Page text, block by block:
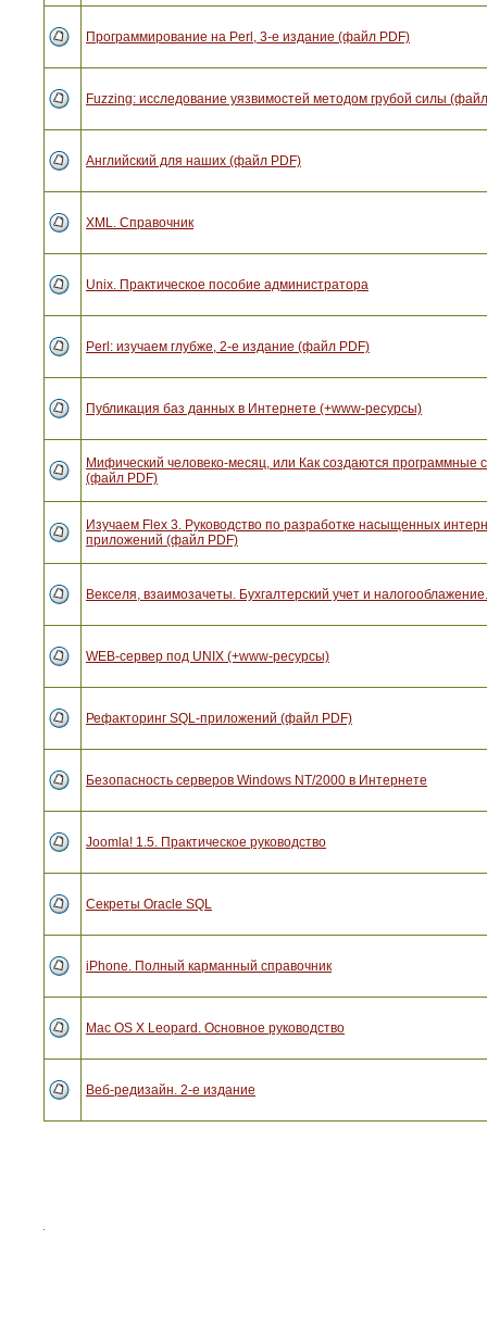
Программирование на Perl, 3-е издание (файл PDF)
Fuzzing: исследование уязвимостей методом грубой силы
Английский для наших (файл PDF)
XML. Справочник
Unix. Практическое пособие администратора
Perl: изучаем глубже, 2-е издание (файл PDF)
Публикация баз данных в Интернете (+www-ресурсы)
Мифический человеко-месяц, или Как создаются программные
(файл PDF)
Изучаем Flex 3. Руководство по разработке насыщенных
приложений (файл PDF)
Векселя, взаимозачеты. Бухгалтерский учет и
WEB-сервер под UNIX (+www-ресурсы)
Рефакторинг SQL-приложений (файл PDF)
Безопасность серверов Windows NT/2000 в Интернете
Joomla! 1.5. Практическое руководство
Секреты Oracle SQL
iPhone. Полный карманный справочник
Mac OS X Leopard. Основное руководство
Веб-редизайн. 2-е издание